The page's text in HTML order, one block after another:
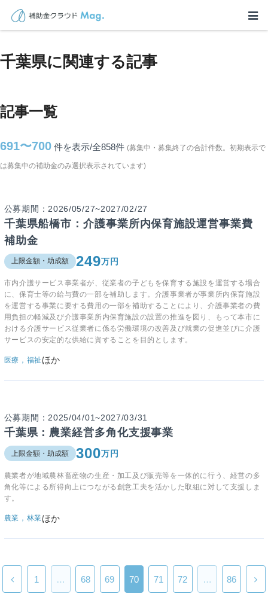
TOP > 補助金・助成金詳細>千葉県に関連する記事
千葉県に関連する記事
記事一覧
691〜700 件を表示/全858件 (募集中・募集終了の合計件数。初期表示で
は募集中の補助金のみ選択表示されています)
公募期間：2026/05/27~2027/02/27
千葉県船橋市：介護事業所内保育施設運営事業費
補助金
上限金額・助成額 249万円
市内介護サービス事業者が、従業者の子どもを保育する施設を運営する場合
に、保育士等の給与費の一部を補助します。介護事業者が事業所内保育施設
を運営する事業に要する費用の一部を補助することにより、介護事業者の費
用負担の軽減及び介護事業所内保育施設の設置の推進を図り、もって本市に
おける介護サービス従業者に係る労働環境の改善及び就業の促進並びに介護
サービスの安定的な供給に資することを目的とします。
医療，福祉ほか
公募期間：2025/04/01~2027/03/31
千葉県：農業経営多角化支援事業
上限金額・助成額 300万円
農業者が地域農林畜産物の生産・加工及び販売等を一体的に行う、経営の多
角化等による所得向上につながる創意工夫を活かした取組に対して支援しま
す。
農業，林業ほか
1 … 68 69 70 71 72 … 86